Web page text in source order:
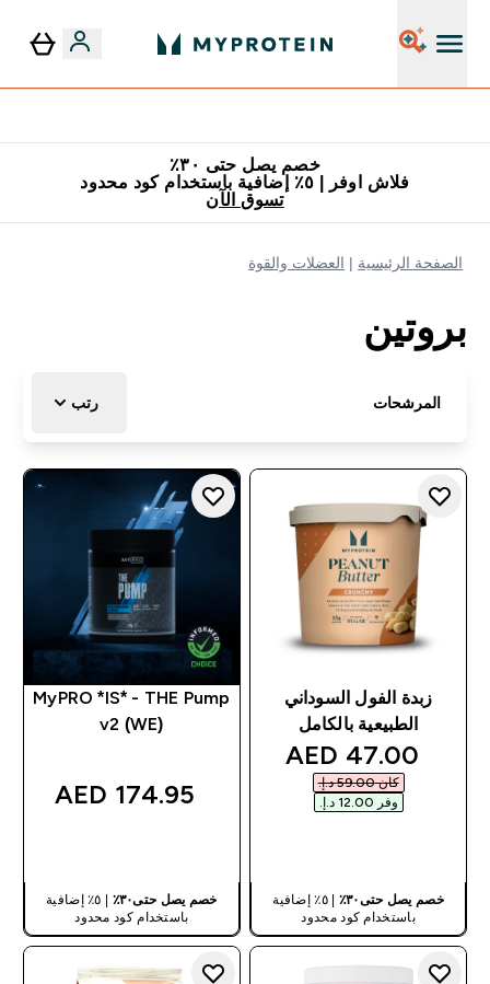
خصم يصل حتى ٣٠٪
فلاش اوفر | ٥٪ إضافية باستخدام كود محدود
تسوق الآن
الصفحة الرئيسية العضلات والقوة
بروتين
المرشحات رتب
زبدة الفول السوداني
الطبيعية بالكامل
discounted price
47.00 AED‎
كان ‏59.00 د.إ.‏‎
وفر ‏12.00 د.إ.‏‎
خصم يصل حتى٣٠٪
| ٥٪ إضافية
باستخدام كود محدود
MyPRO *IS* - THE Pump
v2 (WE)
174.95 AED‎
خصم يصل حتى٣٠٪
| ٥٪ إضافية
باستخدام كود محدود